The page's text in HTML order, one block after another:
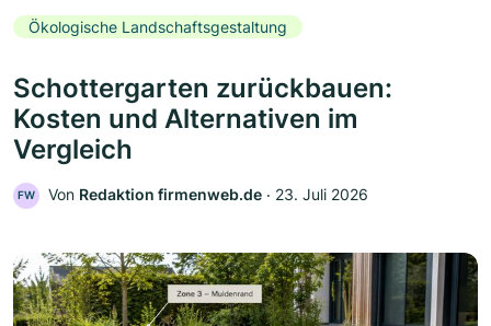
Ökologische Landschaftsgestaltung
Schottergarten zurückbauen:
Kosten und Alternativen im
Vergleich
FW Von Redaktion firmenweb.de ‧ 23. Juli 2026